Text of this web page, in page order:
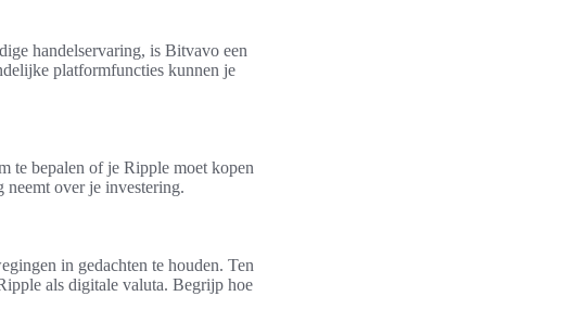
handelservaring, is Bitvavo een
platformfuncties kunnen je
te bepalen of je Ripple moet kopen
over je investering.
in gedachten te houden. Ten
als digitale valuta. Begrijp hoe